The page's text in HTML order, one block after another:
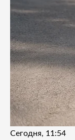
Сегодня, 11:54